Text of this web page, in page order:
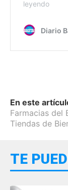
En este
Farmacias del
Tiendas de
TE